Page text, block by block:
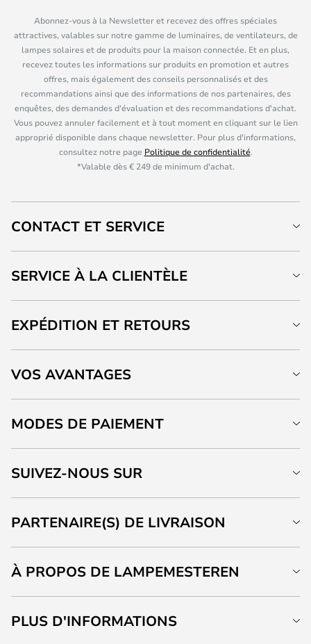
Abonnez-vous à la Newsletter et recevez des offres spéciales
attractives, valables sur notre gamme de luminaires, de ventilateurs, de
lampes solaires et de produits pour la maison connectée. Et en plus,
recevez toutes les informations sur produits en promotion et autres
offres, mais également des conseils personnalisés et des
recommandations ainsi que des informations de nos partenaires, des
enquêtes, des demandes d'évaluation et des recommandations d'achat.
Vous pouvez annuler facilement et à tout moment en cliquant sur le lien
approprié disponible dans chaque newsletter. Pour plus d'informations,
consultez notre page Politique de confidentialité.
*Valable dès € 249 de minimum d'achat.
CONTACT ET SERVICE
SERVICE À LA CLIENTÈLE
EXPÉDITION ET RETOURS
VOS AVANTAGES
MODES DE PAIEMENT
SUIVEZ-NOUS SUR
PARTENAIRE(S) DE LIVRAISON
À PROPOS DE LAMPEMESTEREN
PLUS D'INFORMATIONS